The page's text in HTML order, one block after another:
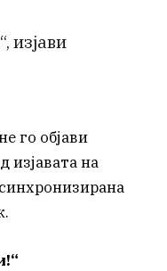
изјави
го објави
изјавата на